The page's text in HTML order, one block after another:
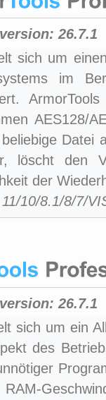
26.7.1
sich um
im
AES128/
Datei
löscht den
der
10/8.1/8/7/
26.7.1
sich um ein
des